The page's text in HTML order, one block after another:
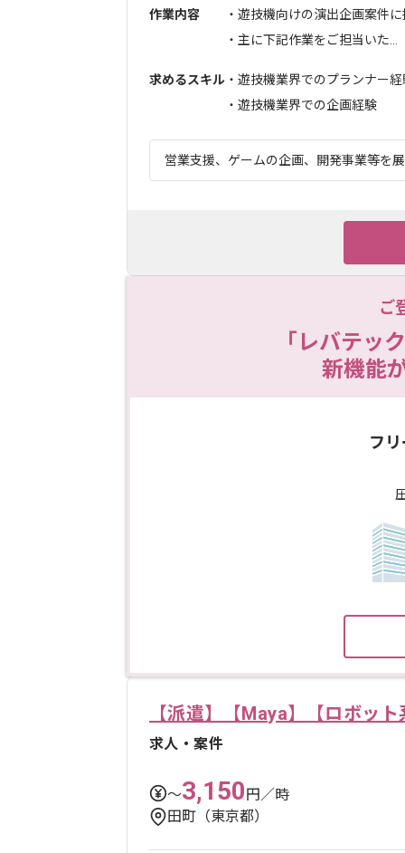
作業内容
・遊技機向けの演出企画案件
・主に下記作業をご担当いた...
求めるスキル ・遊技機業界でのプランナー経
・遊技機業界での企画経験
営業支援、ゲームの企画、開発事業等を
ご
「レバテッ
新機能
フ
【派遣】【Maya】【ロボッ
求人・案件
〜3,150円／時
田町（東京都）